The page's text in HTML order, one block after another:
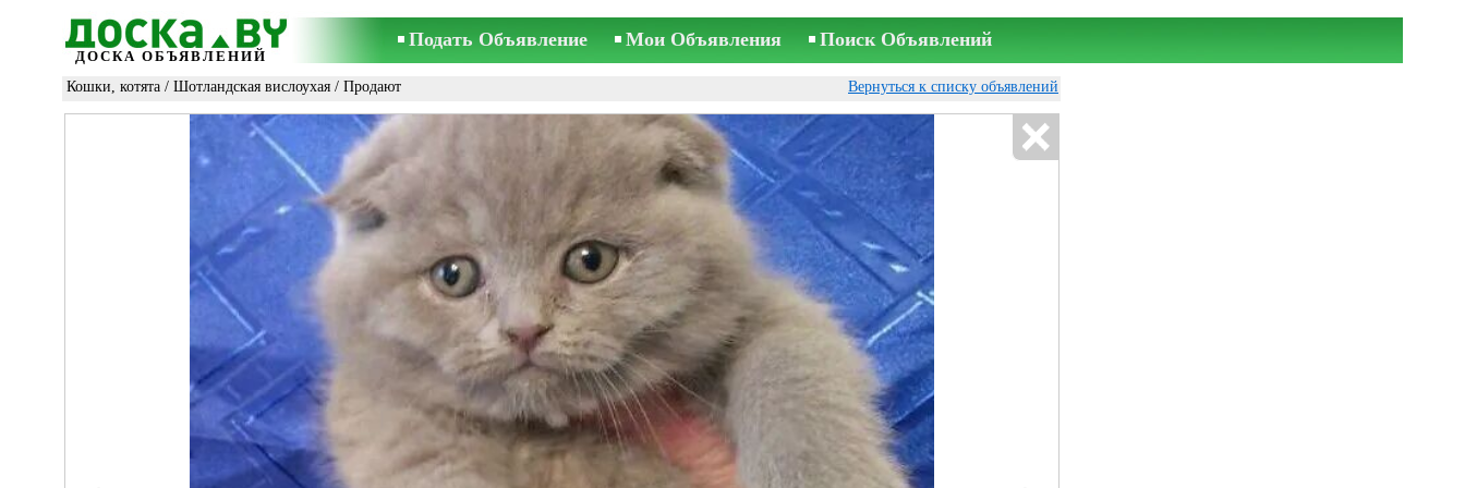
ДОСКА ОБЪЯВЛЕНИЙ
Подать Объявление Мои Объявления Поиск Объявлений
Кошки, котята / Шотландская вислоухая / Продают Вернуться к списку объявлений